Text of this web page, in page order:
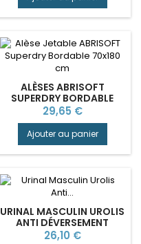
ALÈSES ABRISOFT
SUPERDRY BORDABLE
70X180 CM - ALÈSE
JETABLE | ABENA
Prix
29,65 €
Ajouter au panier
URINAL MASCULIN UROLIS
ANTI DÉVERSEMENT
Prix
26,10 €